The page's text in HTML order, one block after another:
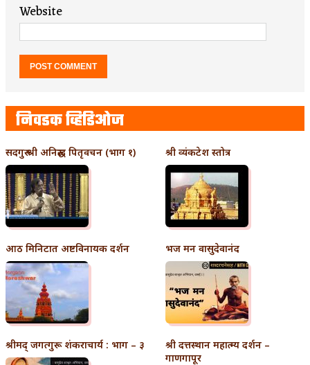
Website
निवडक व्हिडिओज
सदगुरु श्री अनिरुद्ध पितृवचन (भाग १) श्री व्यंकटेश स्तोत्र
आठ मिनिटात अष्टविनायक दर्शन भज मन वासुदेवानंद
श्रीमद् जगत्गुरू शंकराचार्य : भाग – ३
श्री दत्तस्थान महात्म्य दर्शन –
गाणगापूर